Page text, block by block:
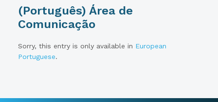
(Português) Área de
Comunicação
Sorry, this entry is only available in European
Portuguese.